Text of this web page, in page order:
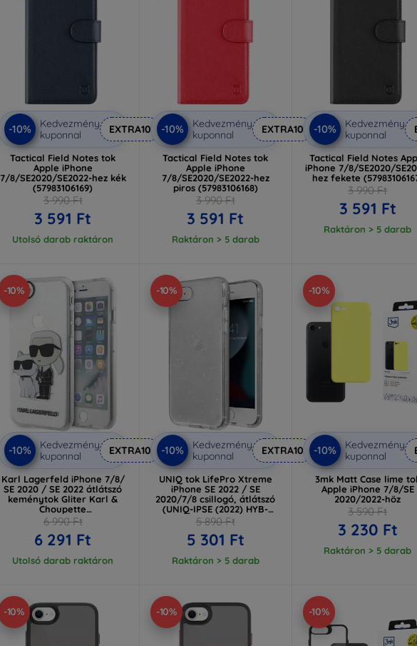
-10%
Kedvezmény
kuponnal
EXTRA10
Tactical Field Notes tok
Apple iPhone
7/8/SE2020/SE2022-hez kék
(57983106169)
3 990 Ft
3 591 Ft
Utolsó darab raktáron
-10%
Kedvezmény
kuponnal
EXTRA10
Tactical Field Notes tok
Apple iPhone
7/8/SE2020/SE2022-hez
piros (57983106168)
3 990 Ft
3 591 Ft
Raktáron > 5 darab
-10%
Kedvezmény
kuponnal
Tactical Field Notes
iPhone 7/8/SE2020/
hez fekete
3 990 Ft
3 591 Ft
Raktáron > 5 darab
-10%
-10%
Kedvezmény
kuponnal
EXTRA10
Karl Lagerfeld iPhone 7/8/
SE 2020 / SE 2022 átlátszó
keménytok Gliter Karl &
Choupette
(KLHCI8HNKCTGT)
6 990 Ft
6 291 Ft
Utolsó darab raktáron
-10%
-10%
Kedvezmény
kuponnal
EXTRA10
UNIQ tok LifePro Xtreme
iPhone SE 2022 / SE
2020/7/8 csillogó, átlátszó
(UNIQ-IPSE (2022) HYB-
LPRXLUC)
5 890 Ft
5 301 Ft
Raktáron > 5 darab
-10%
-10%
Kedvezmény
kuponnal
3mk Matt Case lime
Apple iPhone 7/8/SE
2020/2022-höz
3 590 Ft
3 230 Ft
Raktáron > 5 darab
-10% -10% -10%